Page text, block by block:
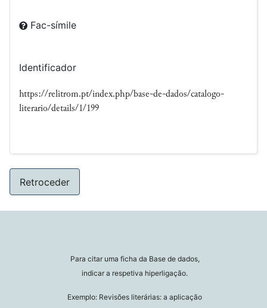
Fac-símile
Identificador
https://relitrom.pt/index.php/base-de-dados/catalogo-
literario/details/1/199
Retroceder
Para citar uma ficha da Base de dados,
indicar a respetiva hiperligação.
Exemplo: Revisões literárias: a aplicação